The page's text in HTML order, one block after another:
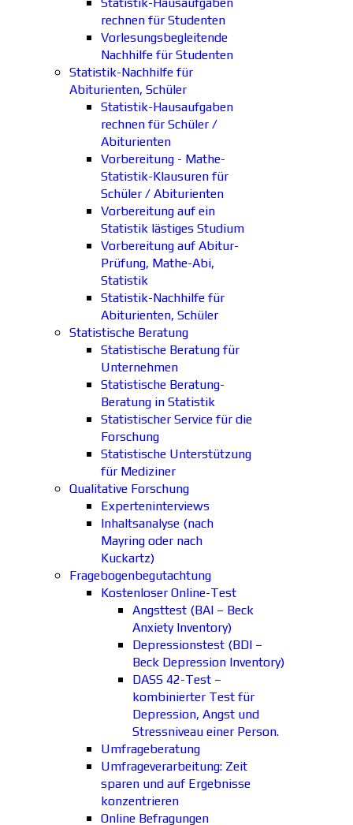
rechnen für Studenten
Vorlesungsbegleitende
Nachhilfe für Studenten
Statistik-Nachhilfe für
Abiturienten, Schüler
Statistik-Hausaufgaben
rechnen für Schüler /
Abiturienten
Vorbereitung - Mathe-
Statistik-Klausuren für
Schüler / Abiturienten
Vorbereitung auf ein
Statistik lästiges Studium
Vorbereitung auf Abitur-
Prüfung, Mathe-Abi,
Statistik
Statistik-Nachhilfe für
Abiturienten, Schüler
Statistische Beratung
Statistische Beratung für
Unternehmen
Statistische Beratung-
Beratung in Statistik
Statistischer Service für die
Forschung
Statistische Unterstützung
für Mediziner
Qualitative Forschung
Experteninterviews
Inhaltsanalyse (nach
Mayring oder nach
Kuckartz)
Fragebogenbegutachtung
Kostenloser Online-Test
Angsttest (BAI – Beck
Anxiety Inventory)
Depressionstest (BDI –
Beck Depression Inventory)
DASS 42-Test –
kombinierter Test für
Depression, Angst und
Stressniveau einer Person.
Umfrageberatung
Umfrageverarbeitung: Zeit
sparen und auf Ergebnisse
konzentrieren
Online Befragungen